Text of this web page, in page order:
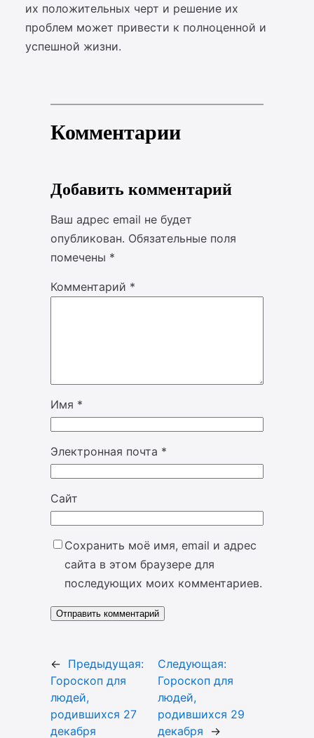
их положительных черт и решение их
проблем может привести к полноценной и
успешной жизни.
Комментарии
Добавить комментарий
Ваш адрес email не будет
опубликован. Обязательные поля
помечены *
Комментарий *
Имя *
Электронная почта *
Сайт
Сохранить моё имя, email и адрес
сайта в этом браузере для
последующих моих комментариев.
← Предыдущая:
Гороскоп для
людей,
родившихся 27
декабря
Следующая:
Гороскоп для
людей,
родившихся 29
декабря
→